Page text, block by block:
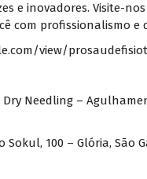
e inovadores. Visite-
com profissionalismo e
view/
Dry Needling –
Sokul, 100 – Glória, São